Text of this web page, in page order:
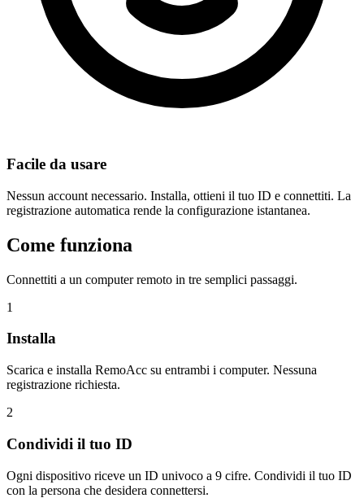
Facile da usare
Nessun account necessario. Installa, ottieni il tuo ID e connettiti. La
registrazione automatica rende la configurazione istantanea.
Come funziona
Connettiti a un computer remoto in tre semplici passaggi.
1
Installa
Scarica e installa RemoAcc su entrambi i computer. Nessuna
registrazione richiesta.
2
Condividi il tuo ID
Ogni dispositivo riceve un ID univoco a 9 cifre. Condividi il tuo ID
con la persona che desidera connettersi.